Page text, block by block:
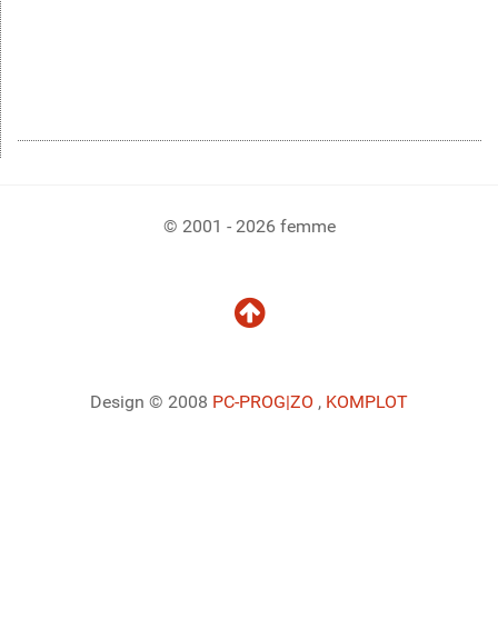
© 2001 - 2026 femme
Design © 2008 PC-PROG|ZO , KOMPLOT